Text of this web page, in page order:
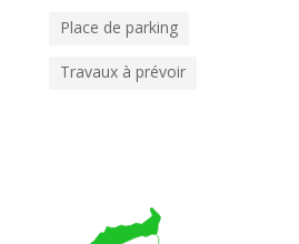
Place de parking
Travaux à prévoir